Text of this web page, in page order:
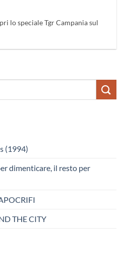
lo speciale Tgr Campania sul
(1994)
dimenticare, il resto per
THE CITY